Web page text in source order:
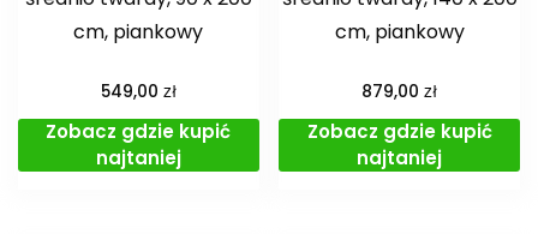
cm, piankowy
549,00 zł
Zobacz gdzie kupić
najtaniej
cm, piankowy
879,00zł
Zobacz gdzie kupić
najtaniej